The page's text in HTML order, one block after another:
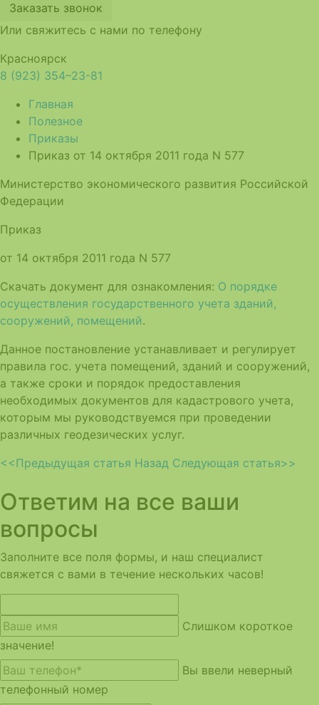
Заказать звонок
Или свяжитесь с нами по телефону
Красноярск
8 (923) 354–23-81
Главная
Полезное
Приказы
Приказ от 14 октября 2011 года N 577
Министерство экономического развития Российской
Федерации
Приказ
от 14 октября 2011 года N 577
Скачать документ для ознакомления: О порядке
осуществления государственного учета зданий,
сооружений, помещений.
Данное постановление устанавливает и регулирует
правила гос. учета помещений, зданий и сооружений,
а также сроки и порядок предоставления
необходимых документов для кадастрового учета,
которым мы руководствуемся при проведении
различных геодезических услуг.
<<Предыдущая статья Назад Следующая статья>>
Ответим на все ваши
вопросы
Заполните все поля формы, и наш специалист
свяжется с вами в течение нескольких часов!
Слишком короткое
значение!
Вы ввели неверный
телефонный номер